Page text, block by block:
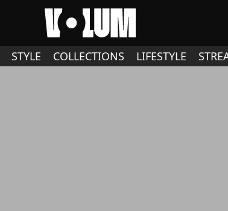
STYLE COLLECTIONS LIFESTYLE